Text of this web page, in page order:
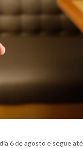
6 de agosto e segue